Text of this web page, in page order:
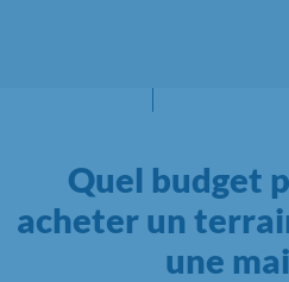
Quel budget
acheter un
une